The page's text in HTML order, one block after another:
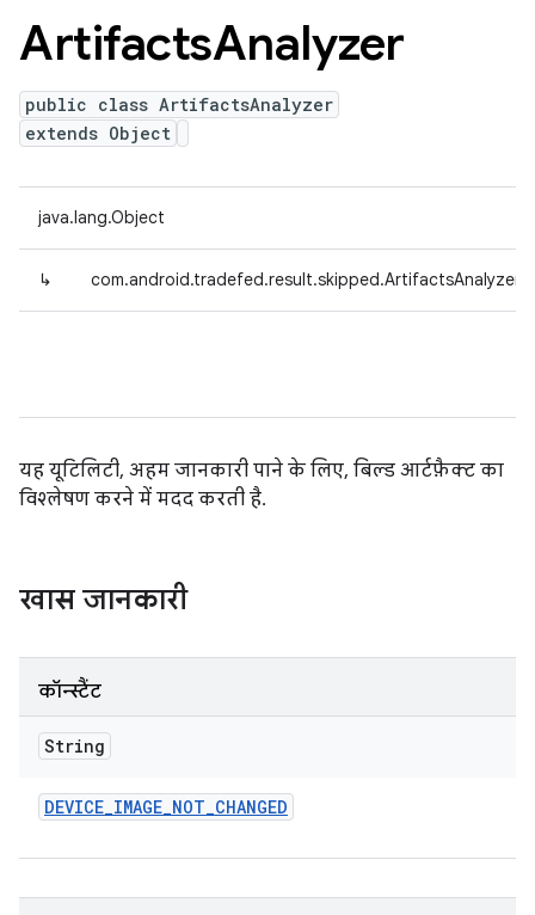
ArtifactsAnalyzer
public class ArtifactsAnalyzer
extends Object
java.lang.Object
↳ com.android.tradefed.result.skipped.ArtifactsAnalyzer
यह यूटिलिटी, अहम जानकारी पाने के लिए, बिल्ड आर्टफ़ैक्ट का
विश्लेषण करने में मदद करती है.
खास जानकारी
कॉन्स्टैंट
String
DEVICE_IMAGE_NOT_CHANGED